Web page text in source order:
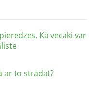
Kā vecāki var
ar to strādāt?